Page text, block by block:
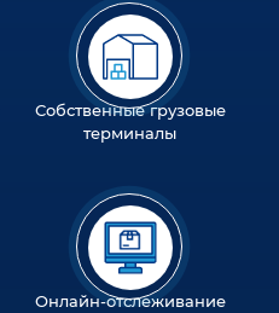
Собственные грузовые
терминалы
Онлайн-отслеживание